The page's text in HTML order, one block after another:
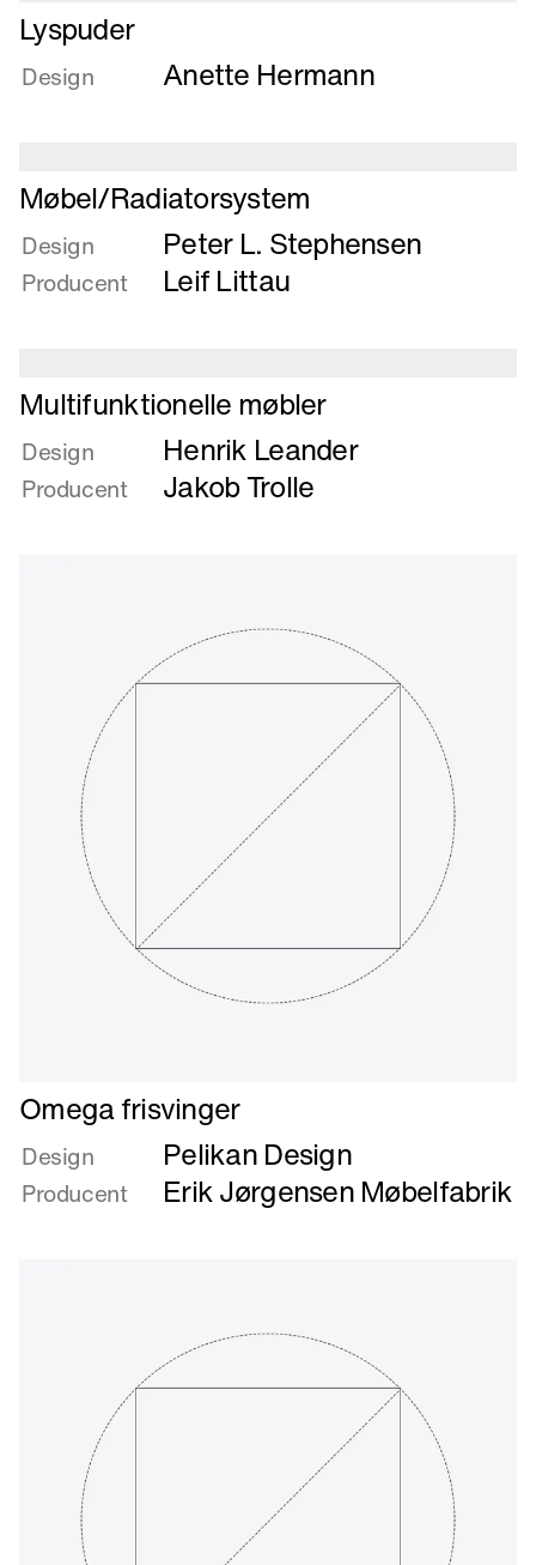
Læs
mere
om
Lyspuder
Design Anette Hermann
Læs
mere
om
Møbel/Radiatorsystem
Møbel/Radiatorsystem
Design Peter L. Stephensen
Producent Leif Littau
Læs
mere
om
Multifunktionelle
møbler
Multifunktionelle møbler
Design Henrik Leander
Producent Jakob Trolle
Læs
mere
om
Omega
frisvinger
Omega frisvinger
Design Pelikan Design
Producent Erik Jørgensen Møbelfabrik